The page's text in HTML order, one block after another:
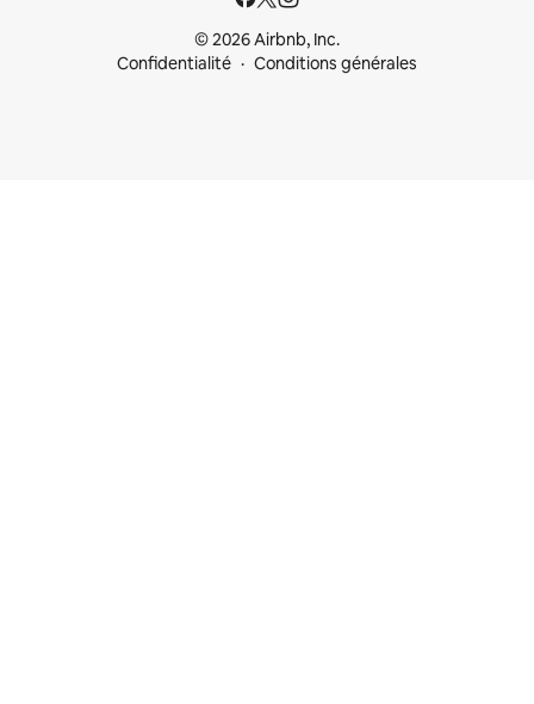
© 2026 Airbnb, Inc.
Confidentialité
Conditions générales